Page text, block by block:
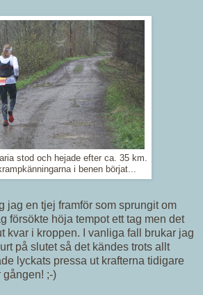
stod och hejade efter ca. 35 km.
i benen börjat...
jag en tjej framför som sprungit om
försökte höja tempot ett tag men det
kvar i kroppen. I vanliga fall brukar jag
på slutet så det kändes trots allt
lyckats pressa ut krafterna tidigare
gången! ;-)